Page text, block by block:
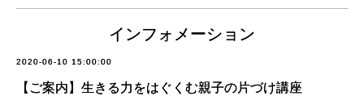
インフォメーション
2020-06-10 15:00:00
【ご案内】生きる力をはぐくむ親子の片づけ講座